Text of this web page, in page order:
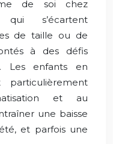
de soi chez
s’écartent
de taille ou de
à des défis
Les enfants en
et au
une baisse
et parfois une